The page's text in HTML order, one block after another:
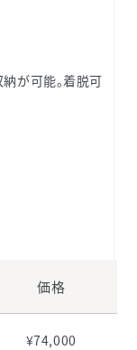
が可能。着脱可
価格
¥74,000